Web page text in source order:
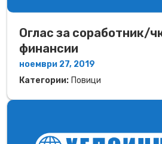
Оглас за соработник/
финансии
ноември 27, 2019
Категории: Повици